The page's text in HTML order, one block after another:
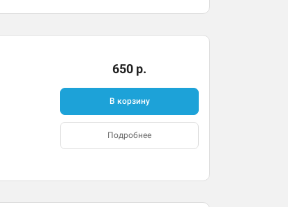
650 р.
В корзину
Подробнее